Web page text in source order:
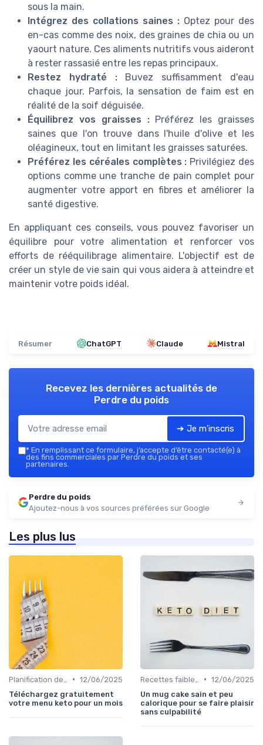
sous la main.
Intégrez des collations saines : Optez pour des
en-cas comme des noix, des graines de chia ou un
yaourt nature. Ces aliments nutritifs vous aideront
à rester rassasié entre les repas principaux.
Restez hydraté :Buvez suffisamment d'eau
chaque jour. Parfois, la sensation de faim est en
réalité de la soif déguisée.
Équilibrez vos graisses :Préférez les graisses
saines que l'on trouve dans l'huile d'olive et les
oléagineux, tout en limitant les graisses saturées.
Préférez les céréales complètes : Privilégiez des
options comme une tranche de pain complet pour
augmenter votre apport en fibres et améliorer la
santé digestive.
En appliquant ces conseils, vous pouvez favoriser un
équilibre pour votre alimentation et renforcer vos
efforts de rééquilibrage alimentaire. L'objectif est de
créer un style de vie sain qui vous aidera à atteindre et
maintenir votre poids idéal.
Résumer ChatGPT Claude Mistral
Recevez les dernières actualités de
Perdre du poids
➔ Je m'inscris
* En remplissant ce formulaire, j’accepte d’être contacté(e) à
des fins commerciales par Perdre du poids et ses
partenaires.
Perdre du poids
Ajoutez-nous à vos sources préférées sur Google
Les plus lus
• 12/06/2025
Téléchargez gratuitement
votre menu keto pour un mois
• 12/06/2025
Un mug cake sain et peu
calorique pour se faire plaisir
sans culpabilité